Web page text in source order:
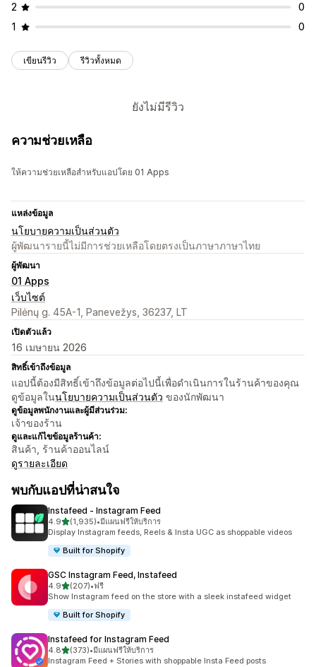
2
0
1
0
เขียนรีวิว รีวิวทั้งหมด
ยังไม่มีรีวิว
ความช่วยเหลือ
ให้ความช่วยเหลือสำหรับแอปโดย 01 Apps
แหล่งข้อมูล
นโยบายความเป็นส่วนตัว
ผู้พัฒนารายนี้ไม่มีการช่วยเหลือโดยตรงเป็นภาษาภาษาไทย
ผู้พัฒนา
01 Apps
เว็บไซต์
Pilėnų g. 45A-1, Panevežys, 36237, LT
เปิดตัวแล้ว
16 เมษายน 2026
สิทธิ์เข้าถึงข้อมูล
แอปนี้ต้องมีสิทธิ์เข้าถึงข้อมูลต่อไปนี้เพื่อดำเนินการในร้านค้าของคุณ
ดูข้อมูลในนโยบายความเป็นส่วนตัว ของนักพัฒนา
ดูข้อมูลพนักงานและผู้มีส่วนร่วม:
เจ้าของร้าน
ดูและแก้ไขข้อมูลร้านค้า:
สินค้า, ร้านค้าออนไลน์
ดูรายละเอียด
พบกับแอปที่น่าสนใจ
Instafeed ‑ Instagram Feed
4.9เต็ม 5 ดาว
(1,935)
ทั้งหมด 1935 รีวิว
•มีแผนฟรีให้บริการ
Display Instagram feeds, Reels & Insta UGC as shoppable videos
Built for Shopify
GSC Instagram Feed, Instafeed
4.9เต็ม 5 ดาว
(207)
ทั้งหมด 207 รีวิว
•ฟรี
Show Instagram feed on the store with a sleek instafeed widget
Built for Shopify
Instafeed for Instagram Feed
4.8เต็ม 5 ดาว
(373)
ทั้งหมด 373 รีวิว
•มีแผนฟรีให้บริการ
Instagram Feed + Stories with shoppable Insta Feed posts